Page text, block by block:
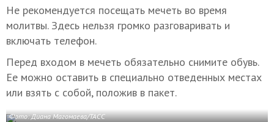
Не рекомендуется посещать мечеть во время
молитвы. Здесь нельзя громко разговаривать и
включать телефон.
Перед входом в мечеть обязательно снимите обувь.
Ее можно оставить в специально отведенных местах
или взять с собой, положив в пакет.
Фото: Диана Магомаева/ТАСС